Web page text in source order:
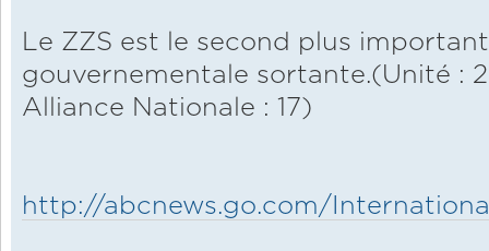
Le ZZS est le second plus
gouvernementale sortante.(Unité :
Alliance Nationale : 17)
http://abcnews.go.com/